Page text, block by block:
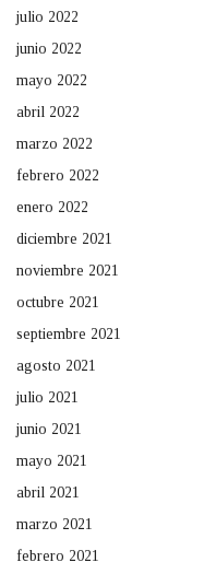
julio 2022
junio 2022
mayo 2022
abril 2022
marzo 2022
febrero 2022
enero 2022
diciembre 2021
noviembre 2021
octubre 2021
septiembre 2021
agosto 2021
julio 2021
junio 2021
mayo 2021
abril 2021
marzo 2021
febrero 2021